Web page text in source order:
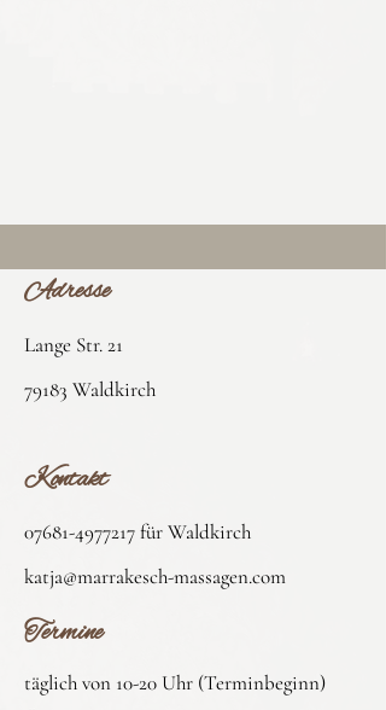
Adresse
Lange Str. 21
79183 Waldkirch
Kontakt
07681-4977217für Waldkirch
katja@marrakesch-massagen.com
Termine
täglich von 10-20 Uhr (Terminbeginn)